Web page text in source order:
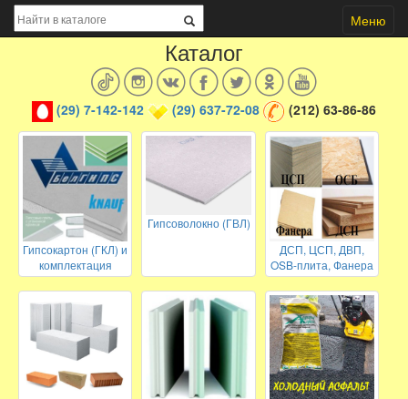
Меню
Каталог
(29) 7-142-142 (29) 637-72-08 (212) 63-86-86
Гипсокартон (ГКЛ) и
комплектация
Гипсоволокно (ГВЛ)
ДСП, ЦСП, ДВП,
OSB-плита, Фанера